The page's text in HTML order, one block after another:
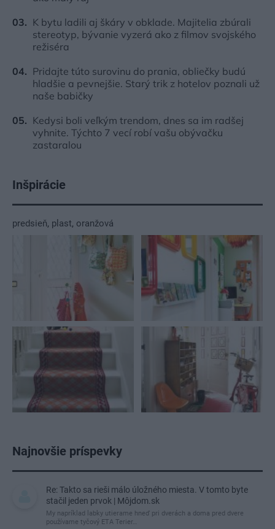
K bytu ladili aj škáry v obklade. Majitelia zbúrali
stereotyp, bývanie vyzerá ako z filmov svojského
režiséra
Pridajte túto surovinu do prania, obliečky budú
hladšie a pevnejšie. Starý trik z hotelov poznali už
naše babičky
Kedysi boli veľkým trendom, dnes sa im radšej
vyhnite. Týchto 7 vecí robí vašu obývačku
zastaralou
Inšpirácie
predsieň, plast, oranžová
Najnovšie príspevky
Re: Takto sa rieši málo úložného miesta. V tomto byte
stačil jeden prvok | Môjdom.sk
My napríklad labky utierame hneď pri dverách a doma pred dvere
používame tyčový ETA Terier…